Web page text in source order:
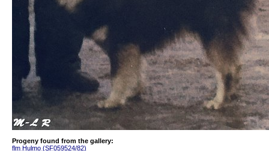
Progeny found from the gallery:
flm Hulmo (SF059524/82)